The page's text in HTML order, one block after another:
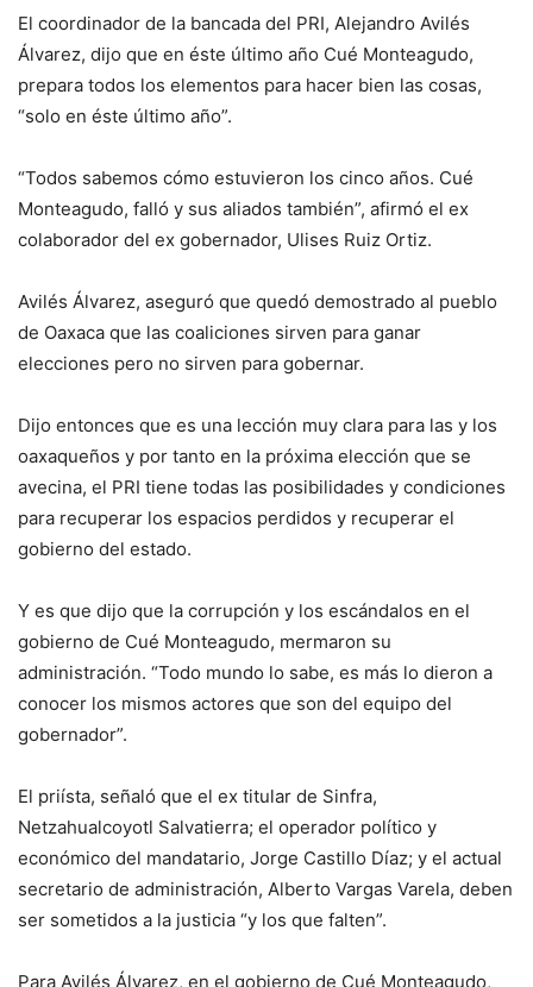
El coordinador de la bancada del PRI, Alejandro Avilés
Álvarez, dijo que en éste último año Cué Monteagudo,
prepara todos los elementos para hacer bien las cosas,
“solo en éste último año”.
“Todos sabemos cómo estuvieron los cinco años. Cué
Monteagudo, falló y sus aliados también”, afirmó el ex
colaborador del ex gobernador, Ulises Ruiz Ortiz.
Avilés Álvarez, aseguró que quedó demostrado al pueblo
de Oaxaca que las coaliciones sirven para ganar
elecciones pero no sirven para gobernar.
Dijo entonces que es una lección muy clara para las y los
oaxaqueños y por tanto en la próxima elección que se
avecina, el PRI tiene todas las posibilidades y condiciones
para recuperar los espacios perdidos y recuperar el
gobierno del estado.
Y es que dijo que la corrupción y los escándalos en el
gobierno de Cué Monteagudo, mermaron su
administración. “Todo mundo lo sabe, es más lo dieron a
conocer los mismos actores que son del equipo del
gobernador”.
El priísta, señaló que el ex titular de Sinfra,
Netzahualcoyotl Salvatierra; el operador político y
económico del mandatario, Jorge Castillo Díaz; y el actual
secretario de administración, Alberto Vargas Varela, deben
ser sometidos a la justicia “y los que falten”.
Para Avilés Álvarez, en el gobierno de Cué Monteagudo,